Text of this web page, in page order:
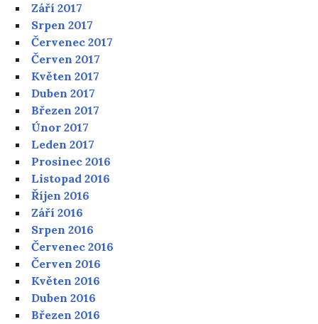
Září 2017
Srpen 2017
Červenec 2017
Červen 2017
Květen 2017
Duben 2017
Březen 2017
Únor 2017
Leden 2017
Prosinec 2016
Listopad 2016
Říjen 2016
Září 2016
Srpen 2016
Červenec 2016
Červen 2016
Květen 2016
Duben 2016
Březen 2016